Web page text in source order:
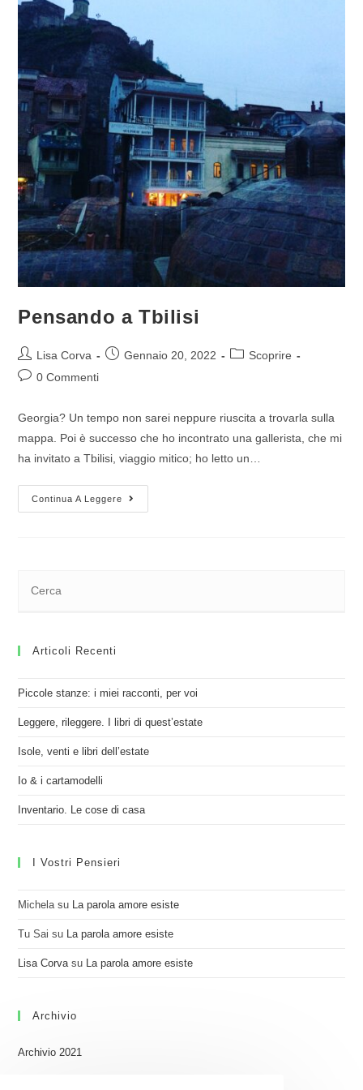
Pensando a Tbilisi
Lisa Corva Gennaio 20, 2022
Scoprire
0 Commenti
Georgia? Un tempo non sarei neppure riuscita a trovarla sulla
mappa. Poi è successo che ho incontrato una gallerista, che mi
ha invitato a Tbilisi, viaggio mitico; ho letto un…
Continua A Leggere
Articoli Recenti
Piccole stanze: i miei racconti, per voi
Leggere, rileggere. I libri di quest’estate
Isole, venti e libri dell’estate
Io & i cartamodelli
Inventario. Le cose di casa
I Vostri Pensieri
Michela su La parola amore esiste
Tu Sai su La parola amore esiste
Lisa Corva su La parola amore esiste
Archivio
Archivio 2021